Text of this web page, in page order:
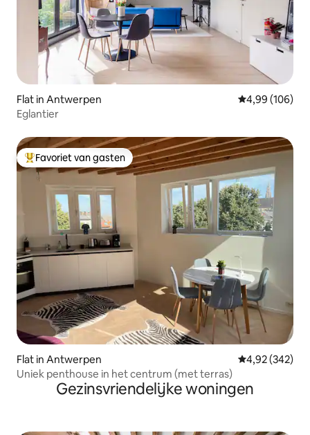
Flat in Antwerpen Gemiddelde
4,99 (106)
Eglantier
Topfavoriet van gasten
Favoriet van gasten
Flat in Antwerpen Gemiddelde
4,92 (342)
Uniek penthouse in het centrum (met terras)
Gezinsvriendelijke woningen